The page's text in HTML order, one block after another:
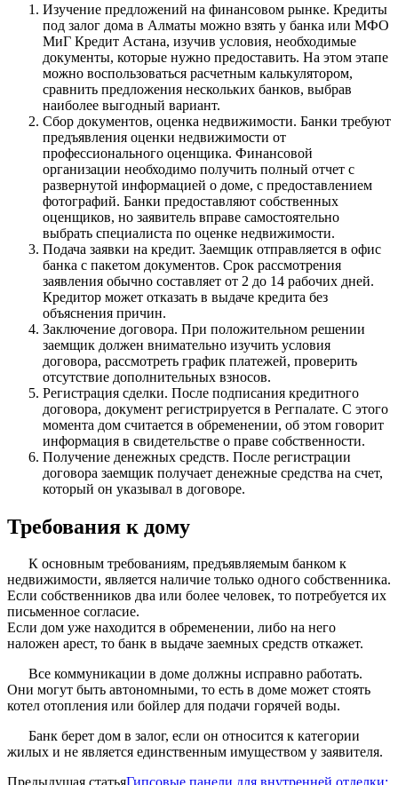
Изучение предложений на финансовом рынке. Кредиты
под залог дома в Алматы можно взять у банка или МФО
МиГ Кредит Астана, изучив условия, необходимые
документы, которые нужно предоставить. На этом этапе
можно воспользоваться расчетным калькулятором,
сравнить предложения нескольких банков, выбрав
наиболее выгодный вариант.
Сбор документов, оценка недвижимости. Банки требуют
предъявления оценки недвижимости от
профессионального оценщика. Финансовой
организации необходимо получить полный отчет с
развернутой информацией о доме, с предоставлением
фотографий. Банки предоставляют собственных
оценщиков, но заявитель вправе самостоятельно
выбрать специалиста по оценке недвижимости.
Подача заявки на кредит. Заемщик отправляется в офис
банка с пакетом документов. Срок рассмотрения
заявления обычно составляет от 2 до 14 рабочих дней.
Кредитор может отказать в выдаче кредита без
объяснения причин.
Заключение договора. При положительном решении
заемщик должен внимательно изучить условия
договора, рассмотреть график платежей, проверить
отсутствие дополнительных взносов.
Регистрация сделки. После подписания кредитного
договора, документ регистрируется в Регпалате. С этого
момента дом считается в обременении, об этом говорит
информация в свидетельстве о праве собственности.
Получение денежных средств. После регистрации
договора заемщик получает денежные средства на счет,
который он указывал в договоре.
Требования к дому
К основным требованиям, предъявляемым банком к
недвижимости, является наличие только одного собственника.
Если собственников два или более человек, то потребуется их
письменное согласие.
Если дом уже находится в обременении, либо на него
наложен арест, то банк в выдаче заемных средств откажет.
Все коммуникации в доме должны исправно работать.
Они могут быть автономными, то есть в доме может стоять
котел отопления или бойлер для подачи горячей воды.
Банк берет дом в залог, если он относится к категории
жилых и не является единственным имуществом у заявителя.